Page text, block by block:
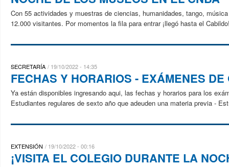
Con 55 actividades y muestras de ciencias, humanidades, tango,
12.000 visitantes. Por momentos la fila para entrar ¡llegó hasta el
SECRETARÍA 19/10/2022 - 14:35
FECHAS Y HORARIOS - EXÁMENES
Ya están disponibles ingresando aqui, las fechas y horarios para los
Estudiantes regulares de sexto año que adeuden una materia previa -
EXTENSIÓN 19/10/2022 - 00:16
¡VISITA EL COLEGIO DURANTE LA